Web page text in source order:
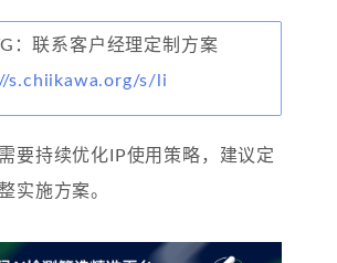
：联系客户经理定制方案
s.chiikawa.org/s/li
要持续优化IP使用策略，建议定
实施方案。